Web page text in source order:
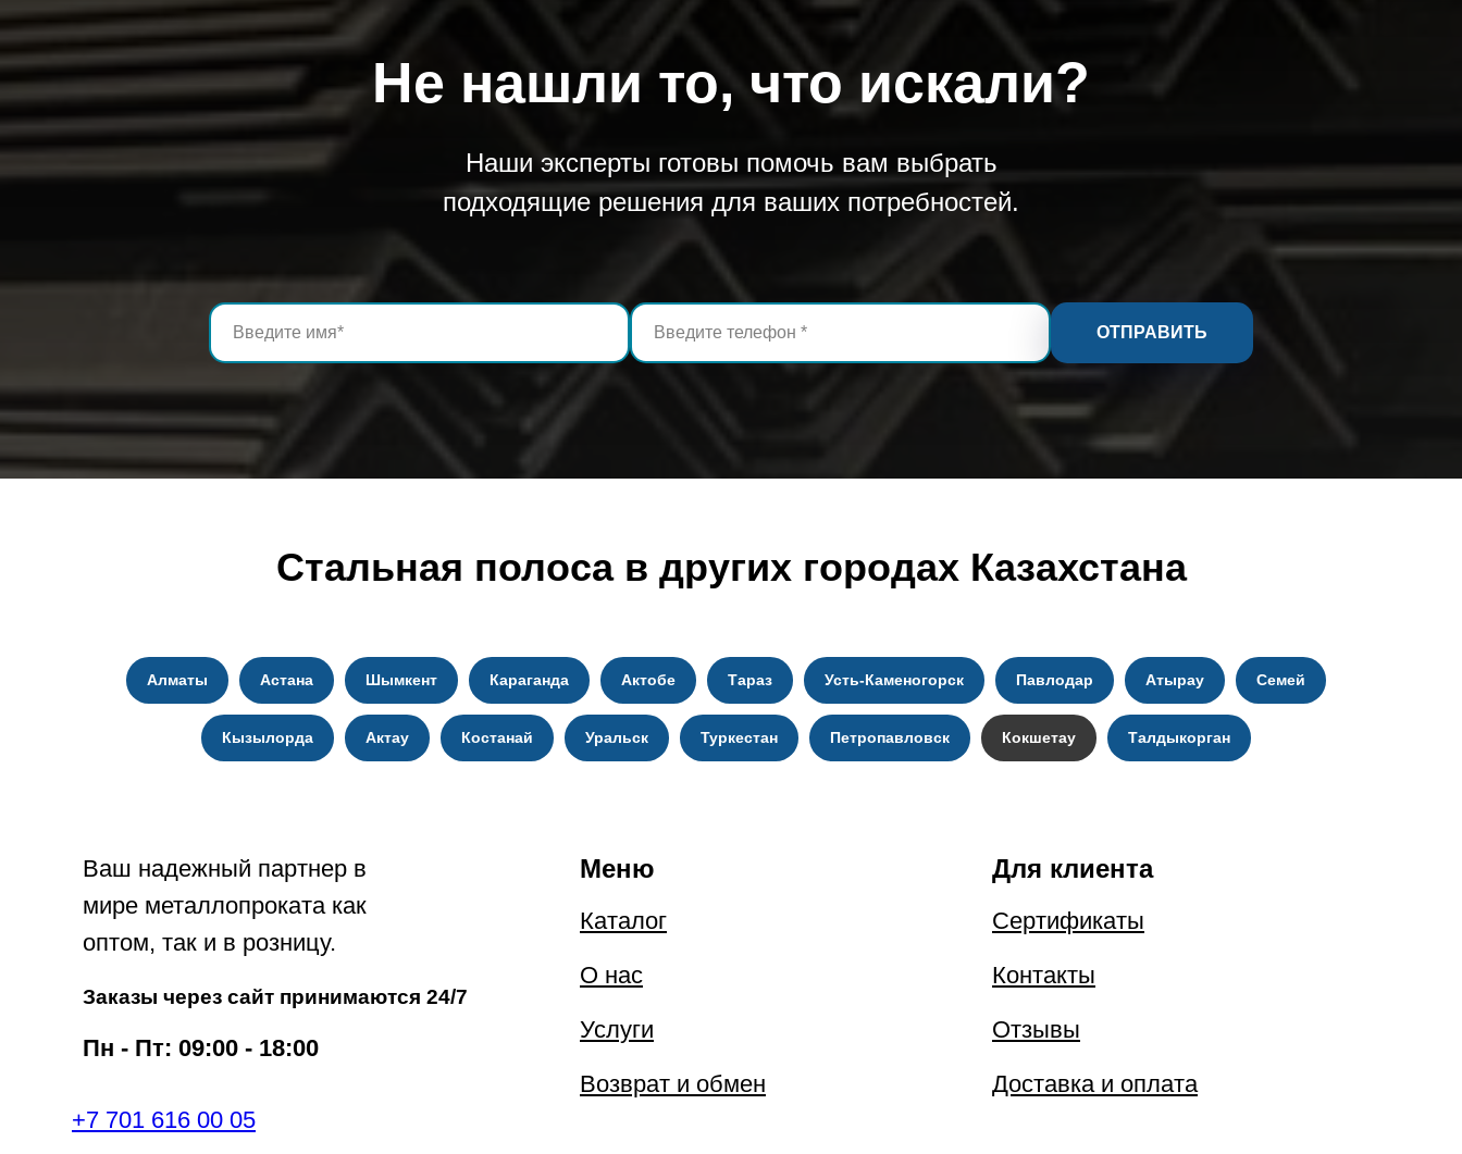
Не нашли то, что искали?
Наши эксперты готовы помочь вам выбрать
подходящие решения для ваших потребностей.
ОТПРАВИТЬ
Стальная полоса в других городах Казахстана
Алматы Астана Шымкент Караганда Актобе Тараз Усть-Каменогорск Павлодар Атырау Семей
Кызылорда Актау Костанай Уральск Туркестан Петропавловск Кокшетау Талдыкорган
Меню
Ваш надежный партнер в
мире металлопроката как
оптом, так и в розницу.
Каталог
О нас
Услуги
Для клиента
Сертификаты
Контакты
Отзывы
+7 701 616 00 05
Заказы через сайт принимаются 24/7
Пн - Пт: 09:00 - 18:00
Доставка и оплата
Возврат и обмен